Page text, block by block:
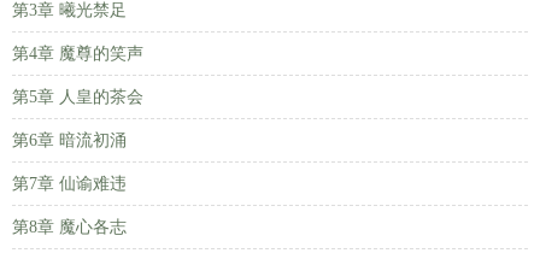
第3章 曦光禁足
第4章 魔尊的笑声
第5章 人皇的茶会
第6章 暗流初涌
第7章 仙谕难违
第8章 魔心各志